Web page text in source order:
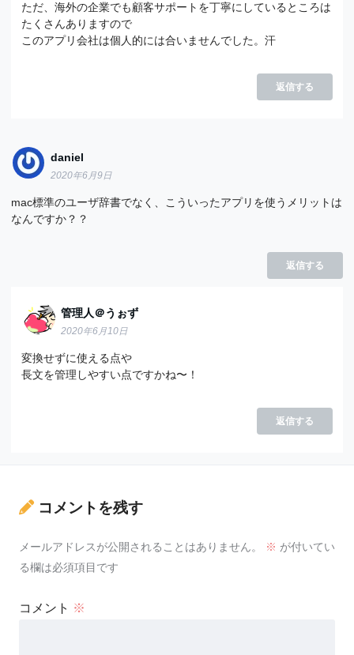
ただ、海外の企業でも顧客サポートを丁寧にしているところは
たくさんありますので
このアプリ会社は個人的には合いませんでした。汗
返信する
daniel
2020年6月9日
mac標準のユーザ辞書でなく、こういったアプリを使うメリットは
なんですか？？
返信する
管理人＠うぉず
2020年6月10日
変換せずに使える点や
長文を管理しやすい点ですかね〜！
返信する
コメントを残す
メールアドレスが公開されることはありません。 ※ が付いてい
る欄は必須項目です
コメント ※